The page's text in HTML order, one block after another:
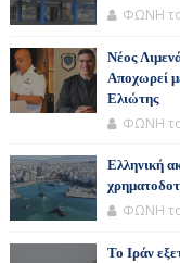
ΦΩΝΗ
Νέος
Αποχωρεί
Ελιώτης
ΦΩΝΗ
Ελληνική
ΦΩΝΗ
Το Ιράν